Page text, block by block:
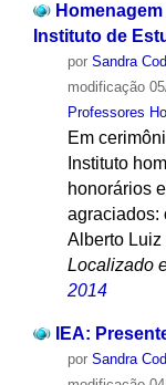
Instituto de
por Sandra
modificação
Professores
Em
Instituto
honorários
agraciados:
Alberto Luiz
Localizado
2014
IEA:
por Sandra